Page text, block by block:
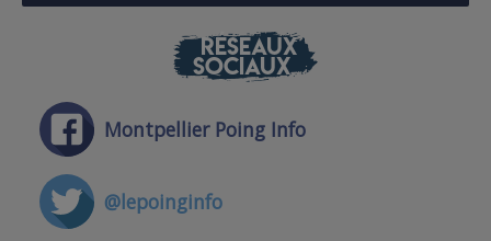
RÉSEAUX
SOCIAUX
Montpellier Poing Info
@lepoinginfo